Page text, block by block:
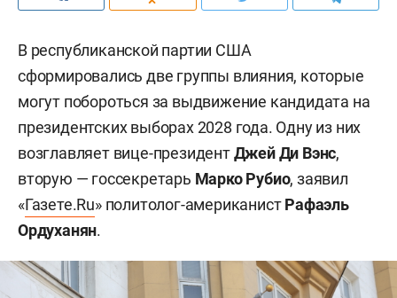
В республиканской партии США
сформировались две группы влияния, которые
могут побороться за выдвижение кандидата на
президентских выборах 2028 года. Одну из них
возглавляет вице-президентДжей Ди Вэнс,
вторую — госсекретарь Марко Рубио, заявил
«Газете.Ru» политолог-американистРафаэль
Ордуханян.